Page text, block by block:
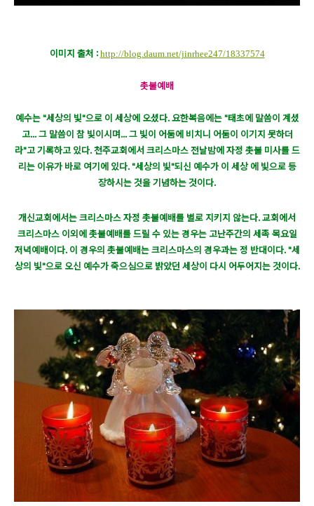
이미지 출처 : http://blog.daum.net/jinrhee247/18337574
촛불예배
예수는 "세상의 빛"으로 이 세상에 오셨다. 요한복음에는 "태초에 말씀이 계셨
고... 그 말씀이 참 빛이시며... 그 빛이 어둠에 비치니 어둠이 이기지 못하더
라"고 기록하고 있다. 천주교회에서 크리스마스 전날밤에 자정 촛불 미사를 드
리는 이유가 바로 여기에 있다. "세상의 빛"되신 예수가 이 세상 에 빛으로 등
장하시는 것을 기념하는 것이다.
개신교회에서는 크리스마스 자정 촛불예배를 별로 지키지 않는다. 교회에서
크리스마스 이외에 촛불예배를 드릴 수 있는 경우는 고난주간의 세족 목요일
저녁예배이다. 이 경우의 촛불예배는 크리스마스의 경우과는 정 반대이다. "세
상의 빛"으로 오신 예수가 죽으심으로 밝았던 세상이 다시 어두어지는 것이다.